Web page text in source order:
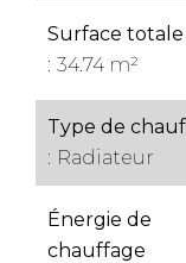
Surface totale
34.74 m²
Type de
Radiateur
Énergie de
chauffage